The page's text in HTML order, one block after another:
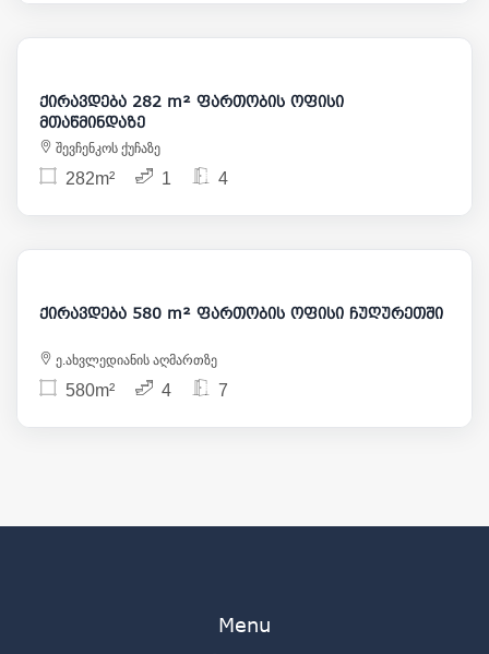
5 500
ქირავდება 282 m² ფართობის ოფისი
მთაწმინდაზე
შევჩენკოს ქუჩაზე
282m² 1 4
6 300
ქირავდება 580 m² ფართობის ოფისი ჩუღურეთში
ე.ახვლედიანის აღმართზე
580m² 4 7
Menu